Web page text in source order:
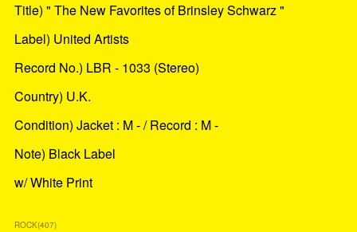
Title) " The New Favorites of Brinsley Schwarz "
Label) United Artists
Record No.) LBR - 1033 (Stereo)
Country) U.K.
Condition) Jacket : M - / Record : M -
Note) Black Label
w/ White Print
ROCK(407)